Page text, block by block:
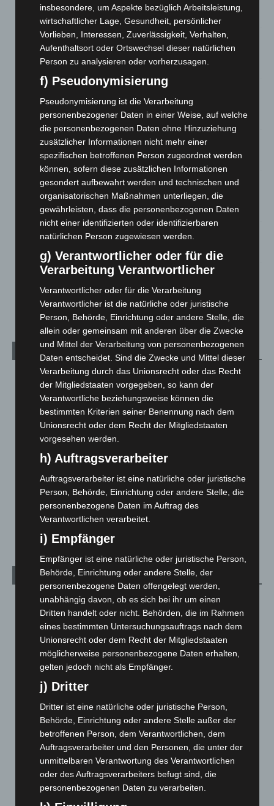
Region Hannover: 21 neue Notfallsanitäter starten beim
Roten Kreuz
5. August 2026
Mann läuft mit Hockeyschläger über A7 – Polizei sucht
Zeugen
5. August 2026
Celle: Mensch stirbt bei Bagger-Unfall auf Baustelle
5. August 2026
Gasleitung bei McDonald’s-Umbau in Langenhagen
beschädigt
5. August 2026
Anklage nach Abschaltung von „Archetyp Market“ erhoben
3. August 2026
Hannover: Polizei stoppt 166 Trunkenheitsfahrten bei
Großkontrolle
2. August 2026
Blaulicht
2.798
Corona-News
Hannover und Region
Langenhagen und Ortsteile
Leserbriefe
Über uns
Veranstaltungen
Archiv
August 2026(11)
Juli 2026
(73)
Juni 2026(139)
Mai 2026(99)
April 2026
(99)
März 2026(115)
Februar 2026(109)
Januar 2026(122)
Dezember 2025(103)
November 2025(114)
Oktober 2025(112)
insbesondere, um Aspekte bezüglich Arbeitsleistung,
wirtschaftlicher Lage, Gesundheit, persönlicher
Vorlieben, Interessen, Zuverlässigkeit, Verhalten,
Aufenthaltsort oder Ortswechsel dieser natürlichen
Person zu analysieren oder vorherzusagen.
f) Pseudonymisierung
Pseudonymisierung ist die Verarbeitung
personenbezogener Daten in einer Weise, auf welche
die personenbezogenen Daten ohne Hinzuziehung
zusätzlicher Informationen nicht mehr einer
spezifischen betroffenen Person zugeordnet werden
können, sofern diese zusätzlichen Informationen
gesondert aufbewahrt werden und technischen und
organisatorischen Maßnahmen unterliegen, die
gewährleisten, dass die personenbezogenen Daten
nicht einer identifizierten oder identifizierbaren
natürlichen Person zugewiesen werden.
g) Verantwortlicher oder für die
Verarbeitung Verantwortlicher
Verantwortlicher oder für die Verarbeitung
Verantwortlicher ist die natürliche oder juristische
Person, Behörde, Einrichtung oder andere Stelle, die
allein oder gemeinsam mit anderen über die Zwecke
und Mittel der Verarbeitung von personenbezogenen
Daten entscheidet. Sind die Zwecke und Mittel dieser
Verarbeitung durch das Unionsrecht oder das Recht
der Mitgliedstaaten vorgegeben, so kann der
Verantwortliche beziehungsweise können die
bestimmten Kriterien seiner Benennung nach dem
Unionsrecht oder dem Recht der Mitgliedstaaten
vorgesehen werden.
h) Auftragsverarbeiter
Auftragsverarbeiter ist eine natürliche oder juristische
Person, Behörde, Einrichtung oder andere Stelle, die
personenbezogene Daten im Auftrag des
Verantwortlichen verarbeitet.
i) Empfänger
Empfänger ist eine natürliche oder juristische Person,
Behörde, Einrichtung oder andere Stelle, der
personenbezogene Daten offengelegt werden,
unabhängig davon, ob es sich bei ihr um einen
Dritten handelt oder nicht. Behörden, die im Rahmen
eines bestimmten Untersuchungsauftrags nach dem
Unionsrecht oder dem Recht der Mitgliedstaaten
möglicherweise personenbezogene Daten erhalten,
gelten jedoch nicht als Empfänger.
j) Dritter
Dritter ist eine natürliche oder juristische Person,
Behörde, Einrichtung oder andere Stelle außer der
betroffenen Person, dem Verantwortlichen, dem
Auftragsverarbeiter und den Personen, die unter der
unmittelbaren Verantwortung des Verantwortlichen
oder des Auftragsverarbeiters befugt sind, die
personenbezogenen Daten zu verarbeiten.